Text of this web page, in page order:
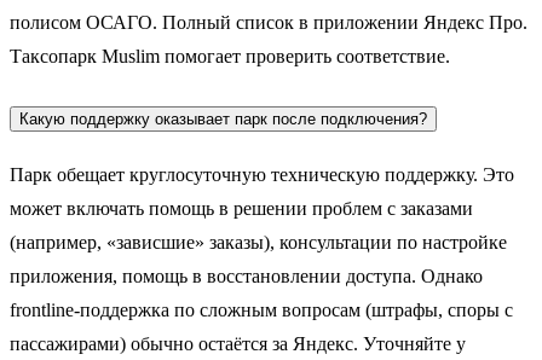
полисом ОСАГО. Полный список в приложении Яндекс Про.
Таксопарк Muslim помогает проверить соответствие.
Какую поддержку оказывает парк после подключения?
Парк обещает круглосуточную техническую поддержку. Это
может включать помощь в решении проблем с заказами
(например, «зависшие» заказы), консультации по настройке
приложения, помощь в восстановлении доступа. Однако
frontline-поддержка по сложным вопросам (штрафы, споры с
пассажирами) обычно остаётся за Яндекс. Уточняйте у